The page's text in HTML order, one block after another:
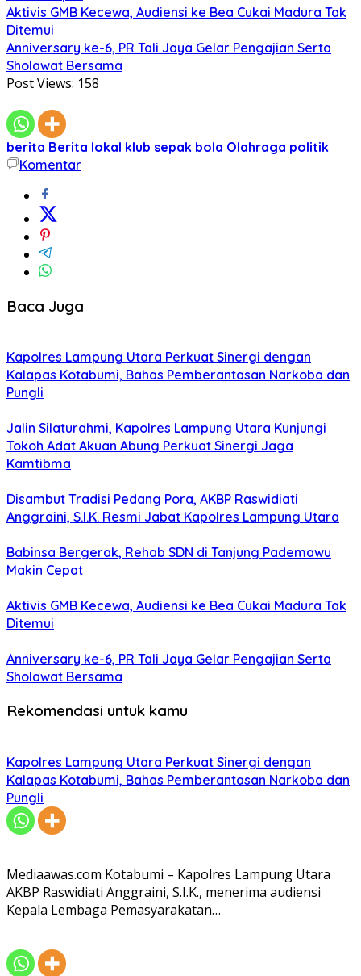
Aktivis GMB Kecewa, Audiensi ke Bea Cukai Madura Tak
Ditemui
Anniversary ke-6, PR Tali Jaya Gelar Pengajian Serta
Sholawat Bersama
Post Views: 158
berita Berita lokal klub sepak bola Olahraga politik
Komentar
Baca Juga
Kapolres Lampung Utara Perkuat Sinergi dengan
Kalapas Kotabumi, Bahas Pemberantasan Narkoba dan
Pungli
Jalin Silaturahmi, Kapolres Lampung Utara Kunjungi
Tokoh Adat Akuan Abung Perkuat Sinergi Jaga
Kamtibma
Disambut Tradisi Pedang Pora, AKBP Raswidiati
Anggraini, S.I.K. Resmi Jabat Kapolres Lampung Utara
Babinsa Bergerak, Rehab SDN di Tanjung Pademawu
Makin Cepat
Aktivis GMB Kecewa, Audiensi ke Bea Cukai Madura Tak
Ditemui
Anniversary ke-6, PR Tali Jaya Gelar Pengajian Serta
Sholawat Bersama
Rekomendasi untuk kamu
Kapolres Lampung Utara Perkuat Sinergi dengan
Kalapas Kotabumi, Bahas Pemberantasan Narkoba dan
Pungli
Mediaawas.com Kotabumi – Kapolres Lampung Utara
AKBP Raswidiati Anggraini, S.I.K., menerima audiensi
Kepala Lembaga Pemasyarakatan…